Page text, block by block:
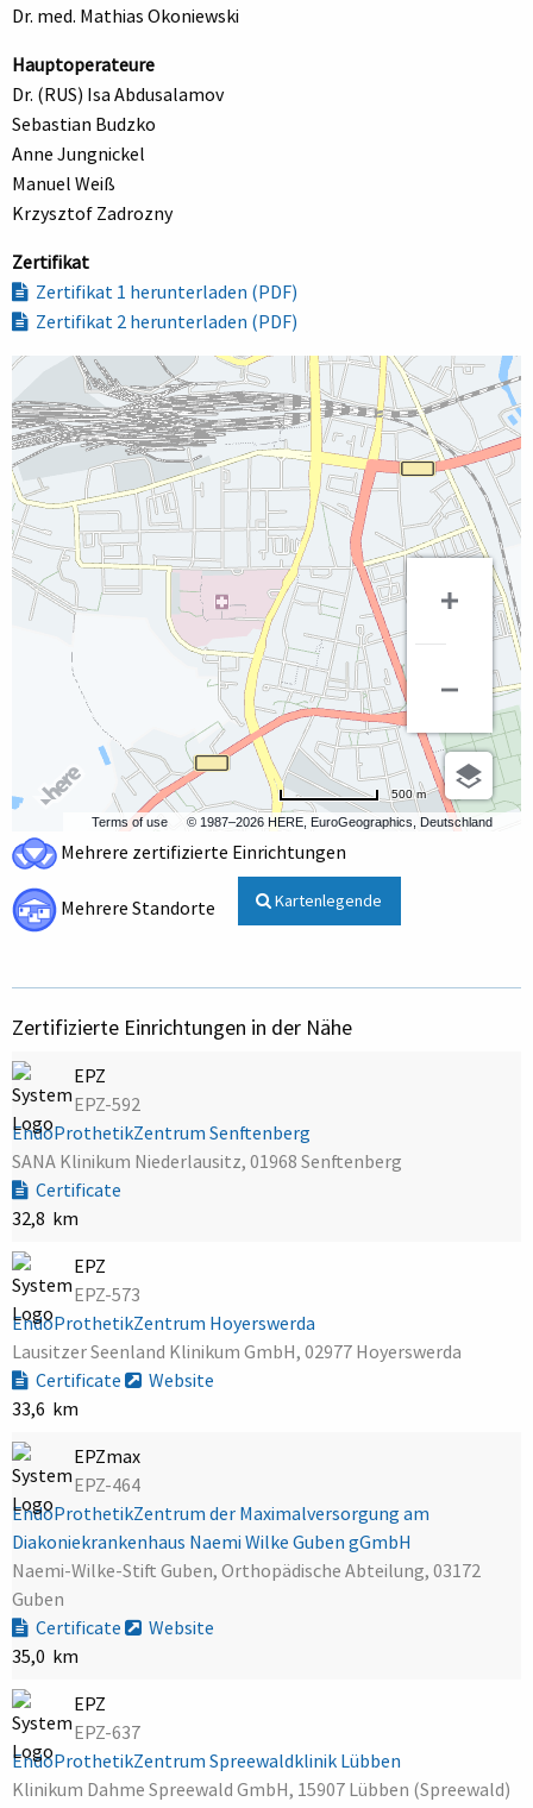
Dr. med. Mathias Okoniewski
Hauptoperateure
Dr. (RUS) Isa Abdusalamov
Sebastian Budzko
Anne Jungnickel
Manuel Weiß
Krzysztof Zadrozny
Zertifikat
Zertifikat 1 herunterladen (PDF)
Zertifikat 2 herunterladen (PDF)
Terms of use © 1987–2026 HERE, EuroGeographics, Deutschland
500 m
Mehrere zertifizierte Einrichtungen
Mehrere Standorte Kartenlegende
Zertifizierte Einrichtungen in der Nähe
EPZ
EPZ-592
EndoProthetikZentrum Senftenberg
SANA Klinikum Niederlausitz, 01968 Senftenberg
Certificate
32,8 km
EPZ
EPZ-573
EndoProthetikZentrum Hoyerswerda
Lausitzer Seenland Klinikum GmbH, 02977 Hoyerswerda
Certificate
Website
33,6 km
EPZmax
EPZ-464
EndoProthetikZentrum der Maximalversorgung am
Diakoniekrankenhaus Naemi Wilke Guben gGmbH
Naemi-Wilke-Stift Guben, Orthopädische Abteilung, 03172
Guben
Certificate
Website
35,0 km
EPZ
EPZ-637
EndoProthetikZentrum Spreewaldklinik Lübben
Klinikum Dahme Spreewald GmbH, 15907 Lübben (Spreewald)